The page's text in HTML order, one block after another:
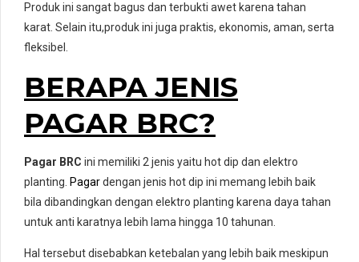
Produk ini sangat bagus dan terbukti awet karena tahan
karat. Selain itu,produk ini juga praktis, ekonomis, aman, serta
fleksibel.
BERAPA JENIS
PAGAR BRC?
Pagar BRC ini memiliki 2 jenis yaitu hot dip dan elektro
planting. Pagardengan jenis hot dip ini memang lebih baik
bila dibandingkan dengan elektro planting karena daya tahan
untuk anti karatnya lebih lama hingga 10 tahunan.
Hal tersebut disebabkan ketebalan yang lebih baik meskipun